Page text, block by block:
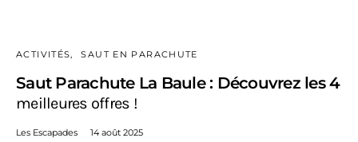
ACTIVITÉS SAUT EN PARACHUTE
Saut Parachute La Baule : Découvrez les 4
meilleures offres !
Les Escapades 14 août 2025